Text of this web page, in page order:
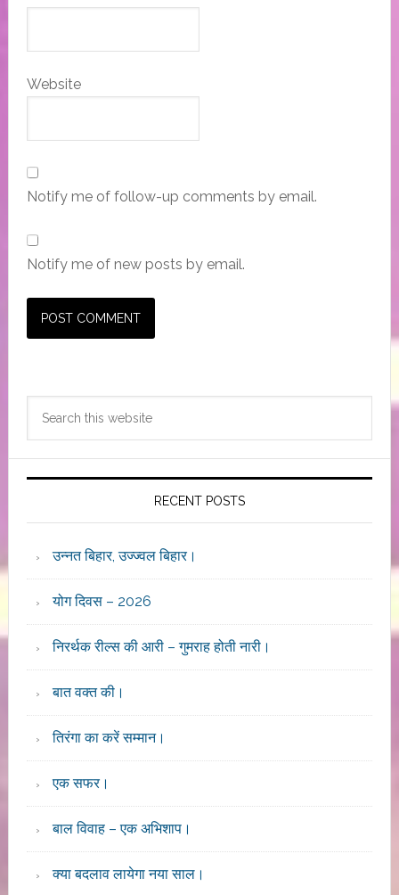
Website
Notify me of follow-up comments by email.
Notify me of new posts by email.
Primary
Sidebar
RECENT POSTS
उन्नत बिहार, उज्ज्वल बिहार।
योग दिवस – 2026
निरर्थक रील्स की आरी – गुमराह होती नारी।
बात वक्त की।
तिरंगा का करें सम्मान।
एक सफर।
बाल विवाह – एक अभिशाप।
क्या बदलाव लायेगा नया साल।